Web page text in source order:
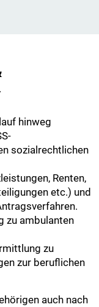
hinweg
sozialrechtlichen
Renten,
etc.) und
zu ambulanten
zu
zur beruflichen
auch nach